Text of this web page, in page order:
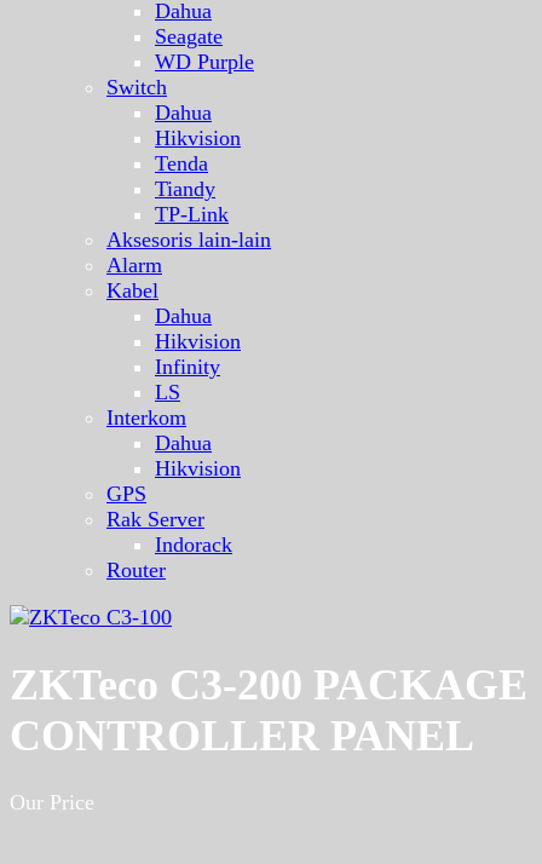
Dahua
Seagate
WD Purple
Switch
Dahua
Hikvision
Tenda
Tiandy
TP-Link
Aksesoris lain-lain
Alarm
Kabel
Dahua
Hikvision
Infinity
LS
Interkom
Dahua
Hikvision
GPS
Rak Server
Indorack
Router
ZKTeco C3-200 PACKAGE
CONTROLLER PANEL
Our Price